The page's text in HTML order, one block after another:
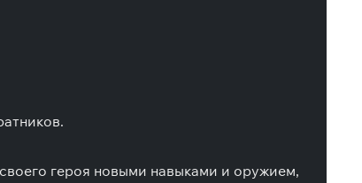
героя новыми навыками и оружием,